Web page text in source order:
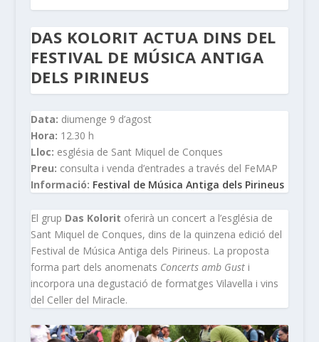
DAS KOLORIT ACTUA DINS DEL
FESTIVAL DE MÚSICA ANTIGA
DELS PIRINEUS
Data: diumenge 9 d’agost
Hora: 12.30 h
Lloc: església de Sant Miquel de Conques
Preu: consulta i venda d’entrades a través del FeMAP
Informació: Festival de Música Antiga dels Pirineus
El grup Das Kolorit oferirà un concert a l’església de
Sant Miquel de Conques, dins de la quinzena edició del
Festival de Música Antiga dels Pirineus. La proposta
forma part dels anomenats Concerts amb Gusti
incorpora una degustació de formatges Vilavella i vins
del Celler del Miracle.